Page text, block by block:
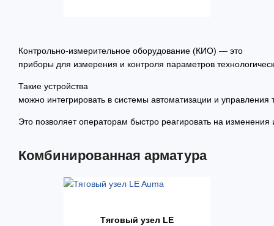
Контрольно-измерительное оборудование (КИО) — это
приборы для измерения и контроля параметров
Такие устройства
можно интегрировать в системы автоматизации и
Это позволяет операторам быстро реагировать на
Комбинированная арматура
Тяговый узел LE